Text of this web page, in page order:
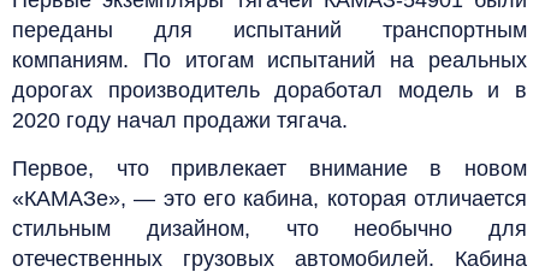
переданы для испытаний транспортным
компаниям. По итогам испытаний на реальных
дорогах производитель доработал модель и в
2020 году начал продажи тягача.
Первое, что привлекает внимание в новом
«КАМАЗе», — это его кабина, которая отличается
стильным дизайном, что необычно для
отечественных грузовых автомобилей. Кабина